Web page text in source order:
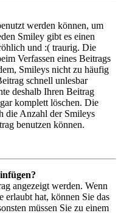
werden können, um
Smiley gibt es einen
und :( traurig. Die
Verfassen eines Beitrags
Smileys nicht zu häufig
schnell unlesbar
deshalb Ihren Beitrag
komplett löschen. Die
die Anzahl der Smileys
benutzen können.
angezeigt werden. Wenn
erlaubt hat, können Sie das
müssen Sie zu einem